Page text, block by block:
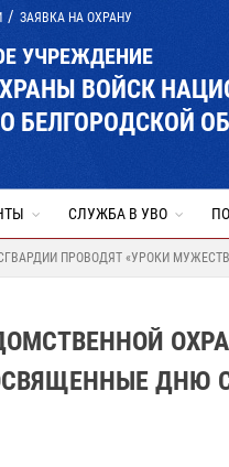
ЗАЯВКА НА ОХРАНУ
УЧРЕЖДЕНИЕ
ВОЙСК
БЕЛГОРОДСКОЙ
СЛУЖБА В УВО
ПРОВОДЯТ «УРОКИ
ДНЮ